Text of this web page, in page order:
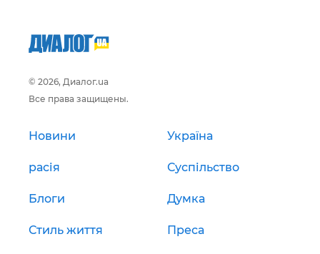
© 2026, Диалог.ua
Все права защищены.
Новини Україна
расія Суспільство
Блоги Думка
Стиль життя Преса